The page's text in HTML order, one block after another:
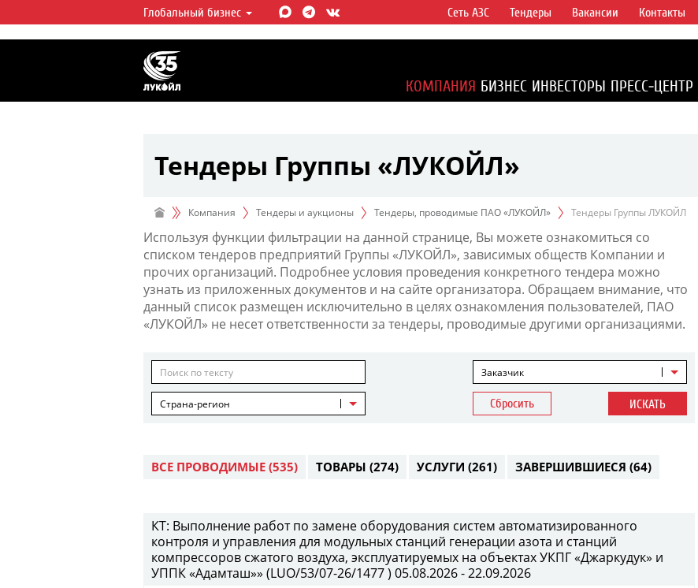
ЛУКОЙЛ СЕГОДНЯ
ЛУКОЙЛ — одна из крупнейших вертикально
интегрированных нефтегазовых компаний в
мире, на долю которой приходится более 2%
мировой добычи нефти и около 1% доказанных
Глобальный бизнес Сеть АЗС Тендеры Вакансии Контакты
КОМПАНИЯ БИЗНЕС ИНВЕСТОРЫ ПРЕСС-ЦЕНТР
Тендеры Группы «ЛУКОЙЛ»
Компания Тендеры и аукционы Тендеры, проводимые ПАО «ЛУКОЙЛ» Тендеры Группы ЛУКОЙЛ
Используя функции фильтрации на данной странице, Вы можете ознакомиться со
списком тендеров предприятий Группы «ЛУКОЙЛ», зависимых обществ Компании и
прочих организаций. Подробнее условия проведения конкретного тендера можно
узнать из приложенных документов и на сайте организатора. Обращаем внимание, что
данный список размещен исключительно в целях ознакомления пользователей, ПАО
«ЛУКОЙЛ» не несет ответственности за тендеры, проводимые другими организациями.
Заказчик
Страна-регион Сбросить ИСКАТЬ
ВСЕ ПРОВОДИМЫЕ (535) ТОВАРЫ (274) УСЛУГИ (261) ЗАВЕРШИВШИЕСЯ (64)
КТ: Выполнение работ по замене оборудования систем автоматизированного
контроля и управления для модульных станций генерации азота и станций
компрессоров сжатого воздуха, эксплуатируемых на объектах УКПГ «Джаркудук» и
УППК «Адамташ»» (LUO/53/07-26/1477 ) 05.08.2026 - 22.09.2026